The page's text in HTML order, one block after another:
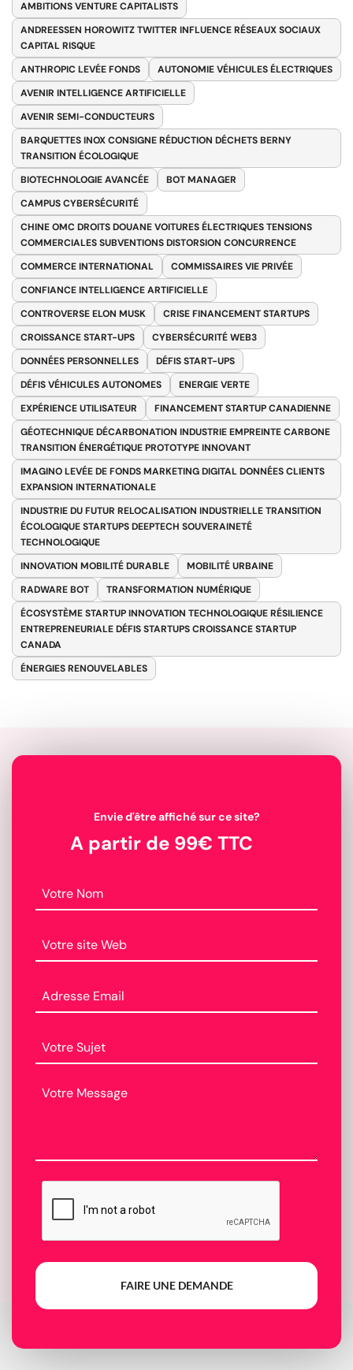
AMBITIONS VENTURE CAPITALISTS
ANDREESSEN HOROWITZ TWITTER INFLUENCE RÉSEAUX SOCIAUX
CAPITAL RISQUE
ANTHROPIC LEVÉE FONDS
AUTONOMIE VÉHICULES ÉLECTRIQUES
AVENIR INTELLIGENCE ARTIFICIELLE
AVENIR SEMI-CONDUCTEURS
BARQUETTES INOX CONSIGNE RÉDUCTION DÉCHETS BERNY
TRANSITION ÉCOLOGIQUE
BIOTECHNOLOGIE AVANCÉE
BOT MANAGER
CAMPUS CYBERSÉCURITÉ
CHINE OMC DROITS DOUANE VOITURES ÉLECTRIQUES TENSIONS
COMMERCIALES SUBVENTIONS DISTORSION CONCURRENCE
COMMERCE INTERNATIONAL
COMMISSAIRES VIE PRIVÉE
CONFIANCE INTELLIGENCE ARTIFICIELLE
CONTROVERSE ELON MUSK
CRISE FINANCEMENT STARTUPS
CROISSANCE START-UPS
CYBERSÉCURITÉ WEB3
DONNÉES PERSONNELLES
DÉFIS START-UPS
DÉFIS VÉHICULES AUTONOMES
ENERGIE VERTE
EXPÉRIENCE UTILISATEUR
FINANCEMENT STARTUP CANADIENNE
GÉOTECHNIQUE DÉCARBONATION INDUSTRIE EMPREINTE CARBONE
TRANSITION ÉNERGÉTIQUE PROTOTYPE INNOVANT
IMAGINO LEVÉE DE FONDS MARKETING DIGITAL DONNÉES CLIENTS
EXPANSION INTERNATIONALE
INDUSTRIE DU FUTUR RELOCALISATION INDUSTRIELLE TRANSITION
ÉCOLOGIQUE STARTUPS DEEPTECH SOUVERAINETÉ
TECHNOLOGIQUE
INNOVATION MOBILITÉ DURABLE
MOBILITÉ URBAINE
RADWARE BOT
TRANSFORMATION NUMÉRIQUE
ÉCOSYSTÈME STARTUP INNOVATION TECHNOLOGIQUE RÉSILIENCE
ENTREPRENEURIALE DÉFIS STARTUPS CROISSANCE STARTUP
CANADA
ÉNERGIES RENOUVELABLES
Envie d'être affiché sur ce site?
A partir de 99€ TTC
FAIRE UNE DEMANDE